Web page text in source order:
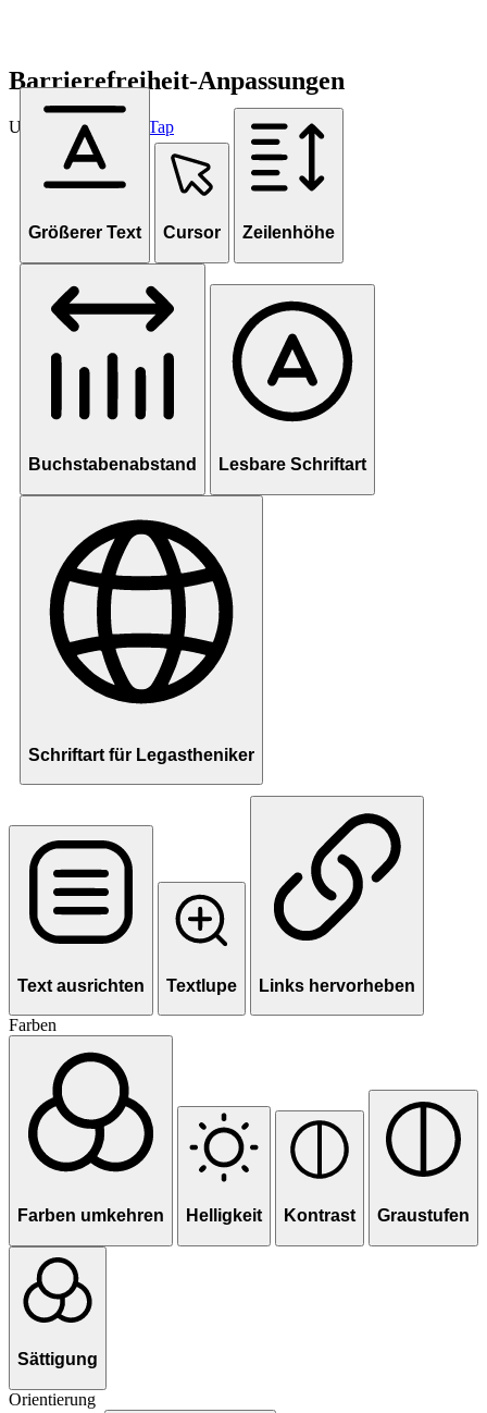
Barrierefreiheit-Anpassungen
Unterstützt von OneTap
Größerer Text Cursor Zeilenhöhe
Buchstabenabstand Lesbare Schriftart
Schriftart für Legastheniker
Text ausrichten Textlupe Links hervorheben
Farben
Farben umkehren Helligkeit Kontrast Graustufen
Sättigung
Orientierung